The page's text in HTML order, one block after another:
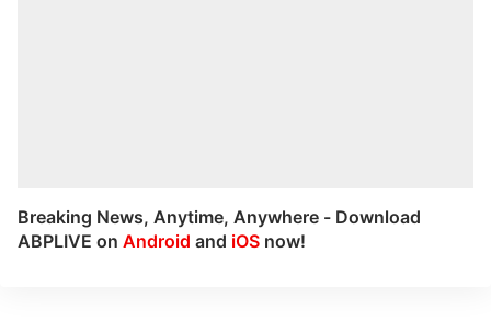
Breaking News, Anytime, Anywhere - Download
ABPLIVE on Android and iOS now!